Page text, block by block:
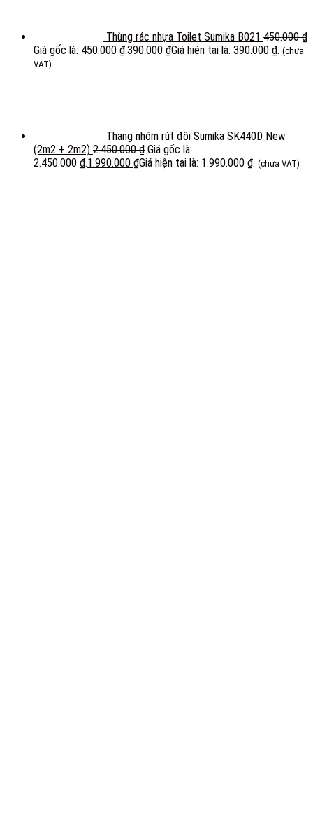
Thùng rác nhựa Toilet Sumika B021 450.000₫
Giá gốc là: 450.000 ₫.390.000 ₫Giá hiện tại là: 390.000 ₫. (chưa
VAT)
Thang nhôm rút đôi Sumika SK440D New
(2m2 + 2m2) 2.450.000₫ Giá gốc là:
2.450.000 ₫.1.990.000 ₫Giá hiện tại là: 1.990.000 ₫. (chưa VAT)